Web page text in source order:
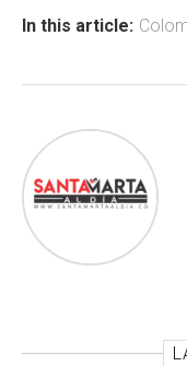
ok p
In this article: